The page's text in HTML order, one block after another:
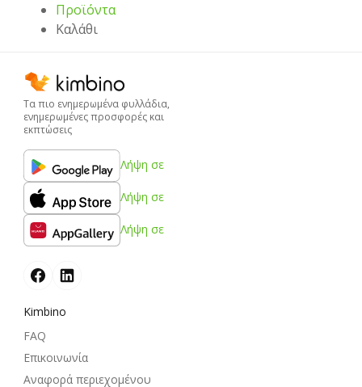
Προϊόντα
Καλάθι
Τα πιο ενημερωμένα φυλλάδια,
ενημερωμένες προσφορές και
εκπτώσεις
Λήψη σε
Λήψη σε
Λήψη σε
Kimbino
FAQ
Επικοινωνία
Αναφορά περιεχομένου